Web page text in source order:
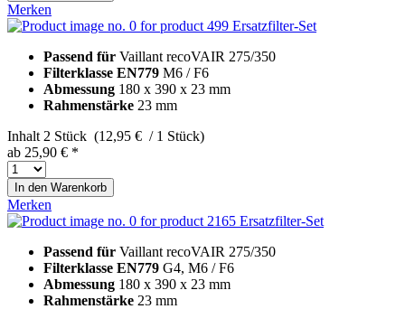
Merken
Ersatzfilter-Set
Passend für Vaillant recoVAIR 275/350
Filterklasse EN779 M6 / F6
Abmessung 180 x 390 x 23 mm
Rahmenstärke 23 mm
Inhalt 2 Stück (12,95 € / 1 Stück)
ab 25,90 € *
In den Warenkorb
Merken
Ersatzfilter-Set
Passend für Vaillant recoVAIR 275/350
Filterklasse EN779 G4, M6 / F6
Abmessung 180 x 390 x 23 mm
Rahmenstärke 23 mm